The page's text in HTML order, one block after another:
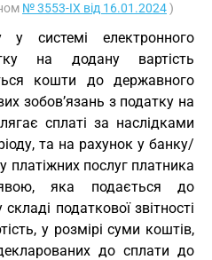
№ 3553-IX від 16.01.2024)
системі електронного
на додану вартість
кошти до державного
зобов’язань з податку на
сплаті за наслідками
та на рахунок у банку/
платіжних послуг платника
яка подається до
податкової звітності
у розмірі суми коштів,
до сплати до